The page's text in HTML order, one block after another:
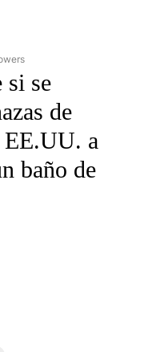
SPANISH" TO RECEIVE
si se
de
a
baño de